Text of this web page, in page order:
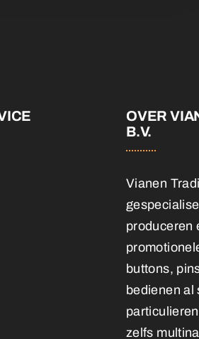
OVER
B.V.
Vianen
produceren
buttons,
bedienen al
zelfs